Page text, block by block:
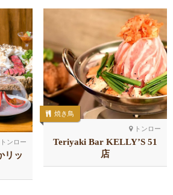
トンロー
リッ
トンロー
焼き鳥
Teriyaki Bar KELLY’S 51
店